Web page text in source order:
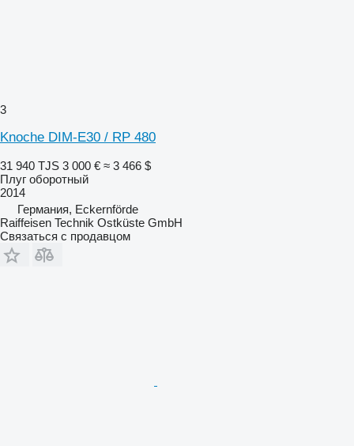
3
Knoche DIM-E30 / RP 480
31 940 TJS 3 000 € ≈ 3 466 $
Плуг оборотный
2014
Германия, Eckernförde
Raiffeisen Technik Ostküste GmbH
Связаться с продавцом